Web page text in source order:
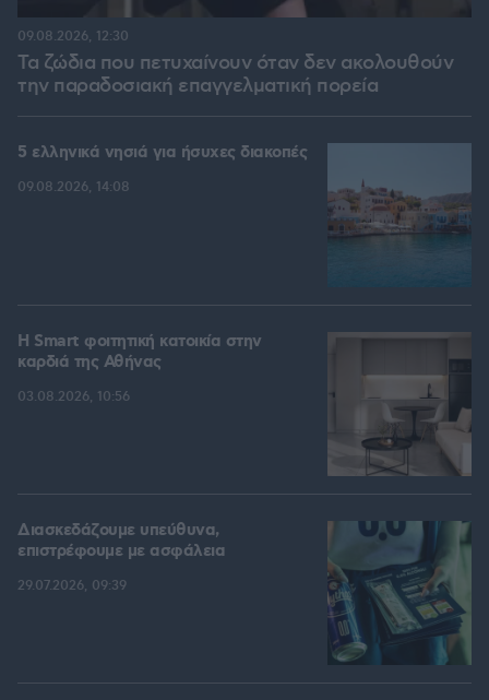
Τα ζώδια που πετυχαίνουν όταν δεν ακολουθούν
την παραδοσιακή επαγγελματική πορεία
09.08.2026, 12:30
5 ελληνικά νησιά για ήσυχες διακοπές
09.08.2026, 14:08
Η Smart φοιτητική κατοικία στην
καρδιά της Αθήνας
03.08.2026, 10:56
Διασκεδάζουμε υπεύθυνα,
επιστρέφουμε με ασφάλεια
29.07.2026, 09:39